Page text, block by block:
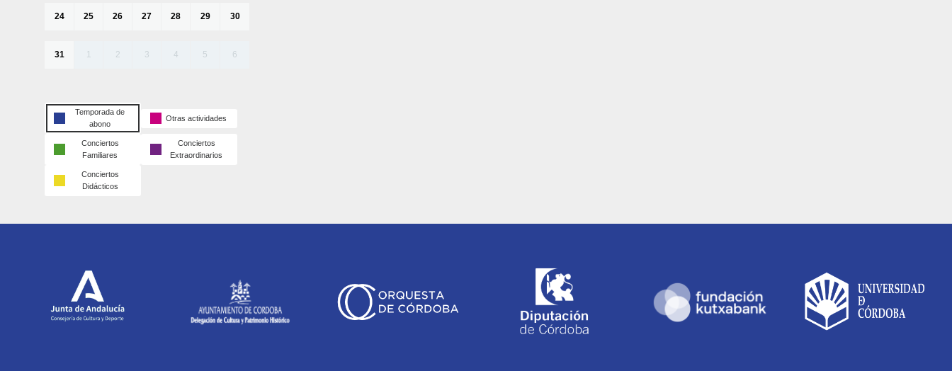
24 25 26 27 28 29 30
31 1 2 3 4 5 6
Temporada de
abono
Otras actividades
Conciertos
Familiares
Conciertos
Extraordinarios
Conciertos
Didácticos